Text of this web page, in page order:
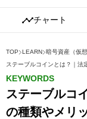
チャート
TOP LEARN 暗号資産（仮
ステーブルコインとは？｜法
KEYWORDS
ステーブルコ
の種類やメリ